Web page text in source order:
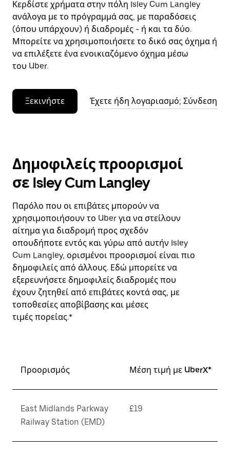
Κερδίστε χρήματα στην πόλη Isley Cum Langley
ανάλογα με το πρόγραμμά σας, με παραδόσεις
(όπου υπάρχουν) ή διαδρομές - ή και τα δύο.
Μπορείτε να χρησιμοποιήσετε το δικό σας όχημα ή
να επιλέξετε ένα ενοικιαζόμενο όχημα μέσω
του Uber.
Ξεκινήστε Έχετε ήδη λογαριασμό; Σύνδεση
Δημοφιλείς προορισμοί
σε Isley Cum Langley
Παρόλο που οι επιβάτες μπορούν να
χρησιμοποιήσουν το Uber για να στείλουν
αίτημα για διαδρομή προς σχεδόν
οπουδήποτε εντός και γύρω από αυτήν Isley
Cum Langley, ορισμένοι προορισμοί είναι πιο
δημοφιλείς από άλλους. Εδώ μπορείτε να
εξερευνήσετε δημοφιλείς διαδρομές που
έχουν ζητηθεί από επιβάτες κοντά σας, με
τοποθεσίες αποβίβασης και μέσες
τιμές πορείας.*
Προορισμός Μέση τιμή με UberX*
East Midlands Parkway
Railway Station (EMD)
£19